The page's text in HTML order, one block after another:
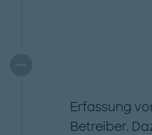
Erfassung
Betreiber.